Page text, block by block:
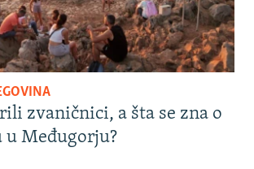
zvaničnici, a šta se zna o
u Međugorju?